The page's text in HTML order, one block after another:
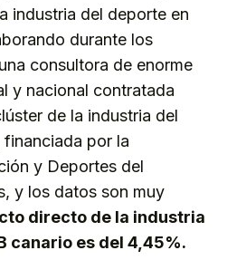
industria del deporte en
durante los
consultora de enorme
y nacional contratada
de la industria del
por la
y Deportes del
y los datos son muy
directo de la industria
canario es del 4,45%.